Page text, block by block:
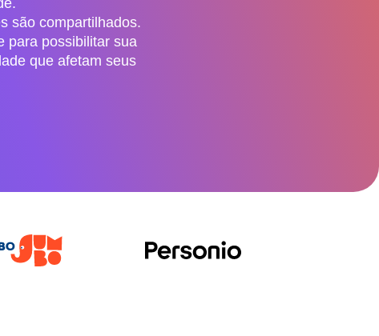
são compartilhados.
para possibilitar sua
que afetam seus